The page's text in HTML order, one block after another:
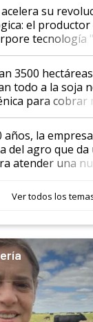
su
el productor
tecnología
tren"
3500
todo a la soja
para cobrar
años, la empresa
del agro que da
atender una
Ver todos los